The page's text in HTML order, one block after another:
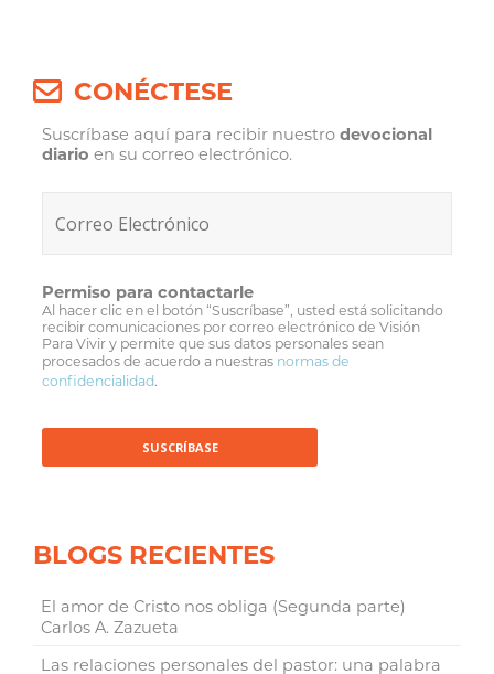
CONÉCTESE
Suscríbase aquí para recibir nuestrodevocional
diario en su correo electrónico.
Permiso para contactarle
Al hacer clic en el botón “Suscríbase”, usted está solicitando
recibir comunicaciones por correo electrónico de Visión
Para Vivir y permite que sus datos personales sean
procesados de acuerdo a nuestras normas de
confidencialidad.
BLOGS RECIENTES
El amor de Cristo nos obliga (Segunda parte)
Carlos A. Zazueta
Las relaciones personales del pastor: una palabra